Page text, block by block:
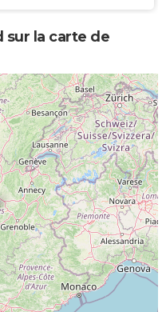
sur la carte de